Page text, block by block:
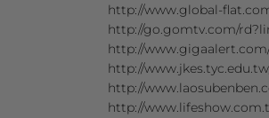
http://www.global-
http://go.gomtv.com/
http://www.gigaalert.com/
http://
http://
http://